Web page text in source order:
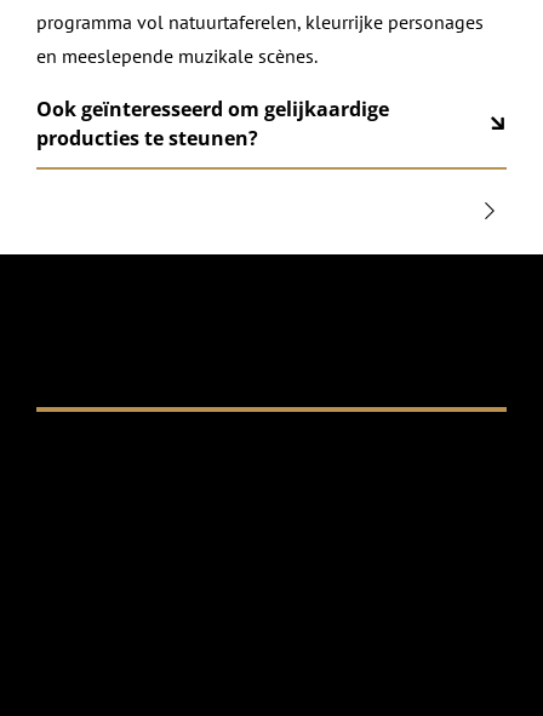
programma vol natuurtaferelen, kleurrijke personages
en meeslepende muzikale scènes.
Ook geïnteresseerd om gelijkaardige
producties te steunen?